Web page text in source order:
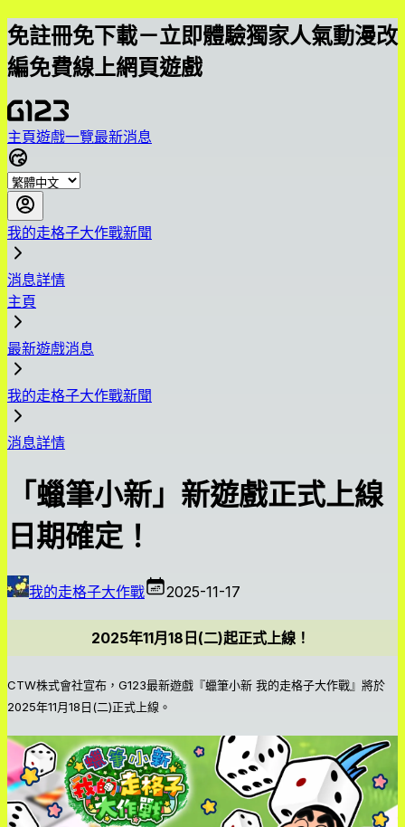
免註冊免下載－立即體驗獨家人氣動漫改
編免費線上網頁遊戲
主頁遊戲一覽最新消息
我的走格子大作戰新聞
消息詳情
主頁
最新遊戲消息
我的走格子大作戰新聞
消息詳情
「蠟筆小新」新遊戲正式上線
日期確定！
我的走格子大作戰 2025-11-17
2025年11月18日(二)起正式上線！
CTW株式會社宣布，G123最新遊戲『蠟筆小新 我的走格子大作戰』將於
2025年11月18日(二)正式上線。